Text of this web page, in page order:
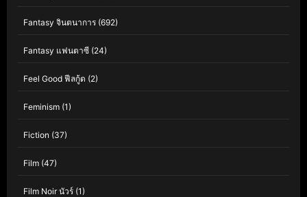
Fantasy จินตนาการ (692)
Fantasy แฟนตาซี (24)
Feel Good ฟีลกู้ด (2)
Feminism (1)
Fiction (37)
Film (47)
Film Noir นัวร์ (1)